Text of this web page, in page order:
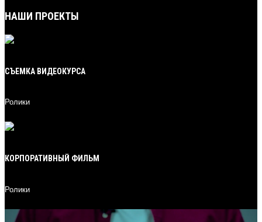
НАШИ ПРОЕКТЫ
СЪЕМКА ВИДЕОКУРСА
Ролики
КОРПОРАТИВНЫЙ ФИЛЬМ
Ролики